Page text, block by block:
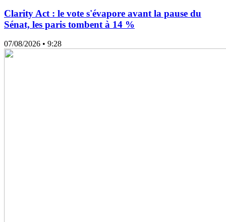
Clarity Act : le vote s'évapore avant la pause du
Sénat, les paris tombent à 14 %
07/08/2026 • 9:28